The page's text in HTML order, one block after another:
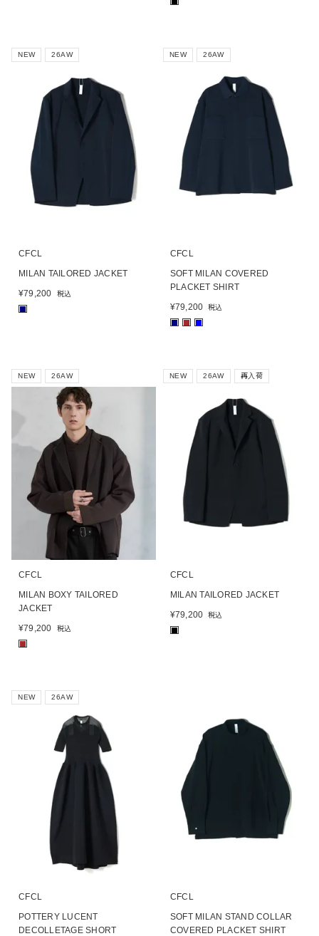
NEW 26AW
CFCL
MILAN TAILORED JACKET
¥79,200 税込
■
NEW 26AW
CFCL
SOFT MILAN COVERED
PLACKET SHIRT
¥79,200 税込
■ ■ ■
NEW 26AW
CFCL
MILAN BOXY TAILORED
JACKET
¥79,200 税込
■
NEW 26AW 再入荷
CFCL
MILAN TAILORED JACKET
¥79,200 税込
■
NEW 26AW
CFCL
POTTERY LUCENT
DECOLLETAGE SHORT
CFCL
SOFT MILAN STAND COLLAR
COVERED PLACKET SHIRT